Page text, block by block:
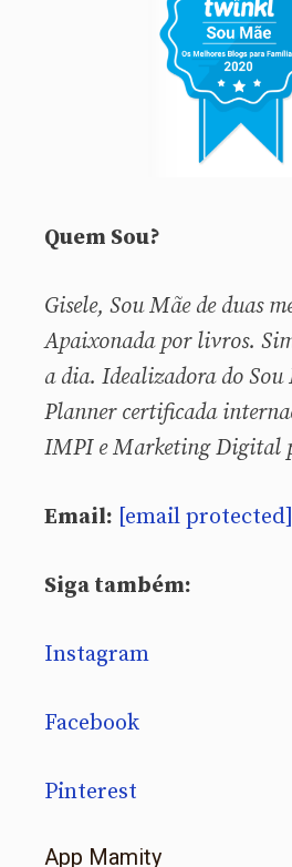
Quem Sou?
Gisele, Sou Mãe de duas
Apaixonada por livros.
a dia. Idealizadora do
Planner certificada
IMPI e Marketing Digital
Email: [email protected]
Siga também:
Instagram
Facebook
Pinterest
App Mamity